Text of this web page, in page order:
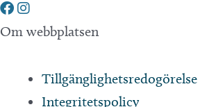
Om webbplatsen
Tillgänglighetsredogörelse
Integritetspolicy